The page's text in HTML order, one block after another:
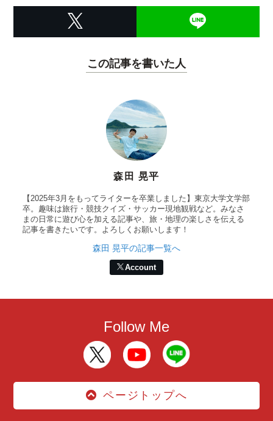
この記事を書いた人
森田 晃平
【2025年3月をもってライターを卒業しました】東京大学文学部
卒。趣味は旅行・競技クイズ・サッカー現地観戦など。みなさ
まの日常に遊び心を加える記事や、旅・地理の楽しさを伝える
記事を書きたいです。よろしくお願いします！
森田 晃平の記事一覧へ
Account
Follow Me
ページトップへ